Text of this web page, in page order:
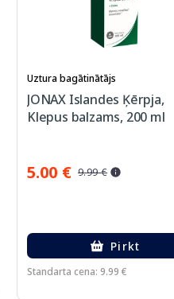
Uztura bagātinātājs
JONAX Islandes Ķērpja,
Klepus balzams, 200 ml
5.00 € 9.99 €
Pirkt
Standarta cena: 9.99 €